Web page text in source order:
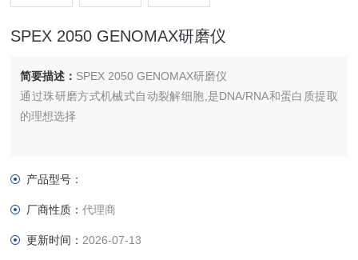
SPEX 2050 GENOMAX研磨仪
简要描述： SPEX 2050 GENOMAX研磨仪
通过珠研磨方式机械式自动裂解细胞,是DNA/RNA和蛋白质提取
的理想选择
产品型号：
厂商性质：代理商
更新时间： 2026-07-13